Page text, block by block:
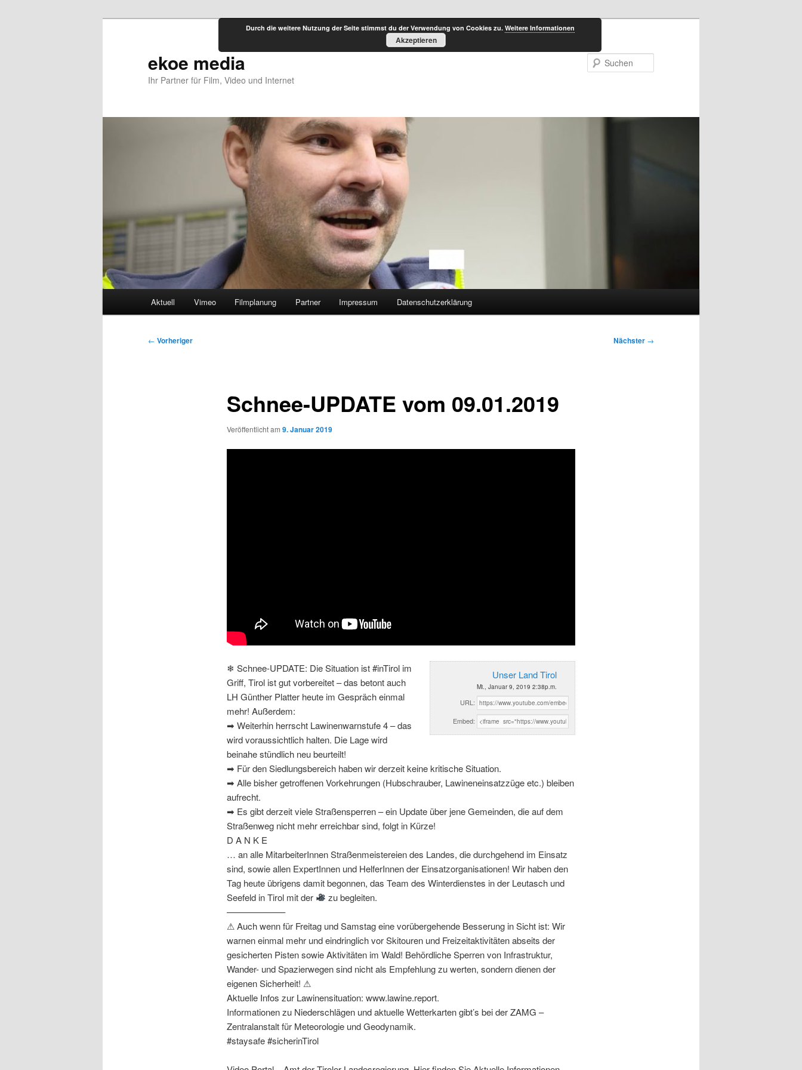
ekoe media
Ihr Partner für Film, Video und Internet
Aktuell Vimeo Filmplanung Partner Impressum Datenschutzerklärung
Beitragsnavigation
← Vorheriger Nächster →
Schnee-UPDATE vom 09.01.2019
Veröffentlicht am 9. Januar 2019
Unser Land Tirol
Mi., Januar 9, 2019 2:38p.m.
URL:
Embed:
❄ Schnee-UPDATE: Die Situation ist #inTirol im
Griff, Tirol ist gut vorbereitet – das betont auch
LH Günther Platter heute im Gespräch einmal
mehr! Außerdem:
➡ Weiterhin herrscht Lawinenwarnstufe 4 – das
wird voraussichtlich halten. Die Lage wird
beinahe stündlich neu beurteilt!
➡ Für den Siedlungsbereich haben wir derzeit keine kritische Situation.
➡ Alle bisher getroffenen Vorkehrungen (Hubschrauber, Lawineneinsatzzüge etc.) bleiben
aufrecht.
➡ Es gibt derzeit viele Straßensperren – ein Update über jene Gemeinden, die auf dem
Straßenweg nicht mehr erreichbar sind, folgt in Kürze!
D A N K E
… an alle MitarbeiterInnen Straßenmeistereien des Landes, die durchgehend im Einsatz
sind, sowie allen ExpertInnen und HelferInnen der Einsatzorganisationen! Wir haben den
Tag heute übrigens damit begonnen, das Team des Winterdienstes in der Leutasch und
Seefeld in Tirol mit der
zu begleiten.
——————–
⚠ Auch wenn für Freitag und Samstag eine vorübergehende Besserung in Sicht ist: Wir
warnen einmal mehr und eindringlich vor Skitouren und Freizeitaktivitäten abseits der
gesicherten Pisten sowie Aktivitäten im Wald! Behördliche Sperren von Infrastruktur,
Wander- und Spazierwegen sind nicht als Empfehlung zu werten, sondern dienen der
eigenen Sicherheit! ⚠
Aktuelle Infos zur Lawinensituation: www.lawine.report.
Informationen zu Niederschlägen und aktuelle Wetterkarten gibt’s bei der ZAMG –
Zentralanstalt für Meteorologie und Geodynamik.
#staysafe #sicherinTirol
Durch die weitere Nutzung der Seite stimmst du der Verwendung von Cookies zu. Weitere Informationen
Akzeptieren